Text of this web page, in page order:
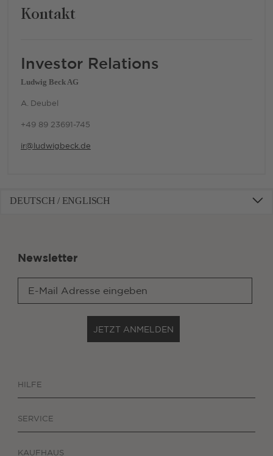
Kontakt
Investor Relations
Ludwig Beck AG
A. Deubel
+49 89 23691-745
ir@ludwigbeck.de
DEUTSCH / ENGLISCH
Newsletter
JETZT ANMELDEN
HILFE
SERVICE
KAUFHAUS